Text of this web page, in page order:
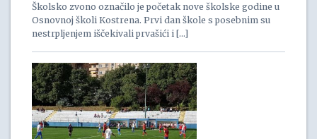
Školsko zvono označilo je početak nove školske godine u
Osnovnoj školi Kostrena. Prvi dan škole s posebnim su
nestrpljenjem iščekivali prvašići i […]